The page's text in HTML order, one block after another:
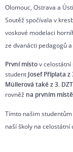
Olomouc, Ostrava a
Soutěž spočívala v
voskové modelaci
ze dvanácti pedagogů
První místov celostátní
student Josef Příplata z
Müllerová také z 3. DZT
rovněž na prvním místě
Tímto našim
naší školy na celostátní